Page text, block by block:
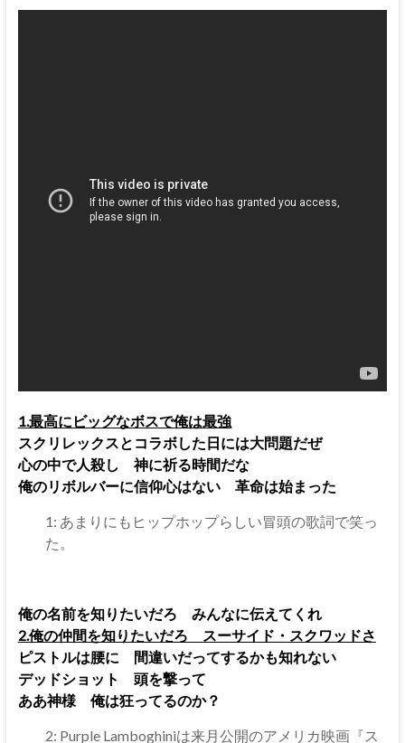
1.最高にビッグなボスで俺は最強
スクリレックスとコラボした日には大問題だぜ
心の中で人殺し 神に祈る時間だな
俺のリボルバーに信仰心はない 革命は始まった
1: あまりにもヒップホップらしい冒頭の歌詞で笑っ
た。
俺の名前を知りたいだろ みんなに伝えてくれ
2.俺の仲間を知りたいだろ スーサイド・スクワッドさ
ピストルは腰に 間違いだってするかも知れない
デッドショット 頭を撃って
ああ神様 俺は狂ってるのか？
2: Purple Lamboghiniは来月公開のアメリカ映画『ス